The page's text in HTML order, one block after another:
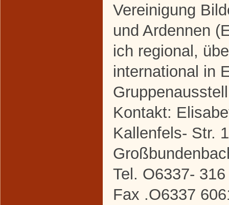
Vereinigung
und Ardennen
ich regional,
international in
Kontakt:
Kallenfels- Str.
Tel. O6337- 316
Fax .O6337